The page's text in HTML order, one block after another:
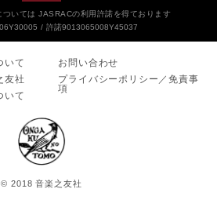
ついては JASRACの利用許諾を得ております
許諾9013065008Y45037
いて
友社
いて
お問い合わせ
プライバシーポリシー／免責事
項
© 2018 音楽之友社